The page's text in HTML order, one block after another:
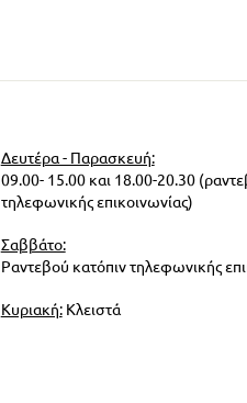
Δευτέρα - Παρασκευή:
09.00- 15.00 και 18.00-20.30
τηλεφωνικής επικοινωνίας)
Σαββάτο:
Ραντεβού κατόπιν τηλεφωνικής
Κυριακή:Κλειστά